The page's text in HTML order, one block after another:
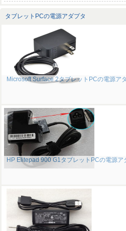
タブレットPCの電源アダプタ
Microsoft Surface 2タブレットPCの電源ア
HP Elitepad 900 G1タブレットPCの電源ア